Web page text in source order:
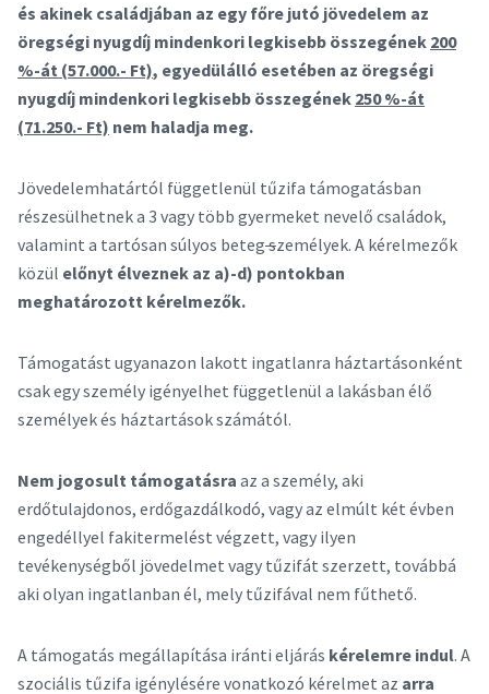
és akinek családjában az egy főre jutó jövedelem az
öregségi nyugdíj mindenkori legkisebb összegének 200
%-át (57.000.- Ft), egyedülálló esetében az öregségi
nyugdíj mindenkori legkisebb összegének 250 %-át
(71.250.- Ft) nem haladja meg.
Jövedelemhatártól függetlenül tűzifa támogatásban
részesülhetnek a 3 vagy több gyermeket nevelő családok,
valamint a tartósan súlyos betegszemélyek. A kérelmezők
közül előnyt élveznek az a)-d) pontokban
meghatározott kérelmezők.
Támogatást ugyanazon lakott ingatlanra háztartásonként
csak egy személy igényelhet függetlenül a lakásban élő
személyek és háztartások számától.
Nem jogosult támogatásra az a személy, aki
erdőtulajdonos, erdőgazdálkodó, vagy az elmúlt két évben
engedéllyel fakitermelést végzett, vagy ilyen
tevékenységből jövedelmet vagy tűzifát szerzett, továbbá
aki olyan ingatlanban él, mely tűzifával nem fűthető.
A támogatás megállapítása iránti eljárás kérelemre indul. A
szociális tűzifa igénylésére vonatkozó kérelmet az arra